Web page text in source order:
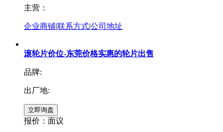
主营：
企业商铺|联系方式|公司地址
滚轮片价位-东莞价格实惠的轮片出售
品牌:
出厂地:
报价： 面议